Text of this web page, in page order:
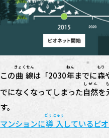
この曲線
きょくせん
は「2030年
ねん
までに森
もり
でになくなってしまった自然
しぜん
を
す。
マンションに導入
どうにゅう
しているビ